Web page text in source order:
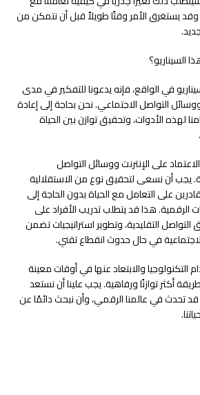
وقد يستغرق الأمر وقتًا طويلاً قبل أن نتمكن من
السيناريو؟
في الواقع، فإنه يدعونا للتفكير في مدى
ووسائل التواصل الاجتماعي. نحن بحاجة إلى إعادة
لهذه الأدوات، وتحقيق توازن بين الحياة
على الإنترنت ووسائل التواصل
يجب أن نسعى لتحقيق نوع من الاستقلالية
على التعامل مع الحياة بدون الحاجة إلى
الرقمية. هذا قد يتطلب تدريب الأفراد على
التقليدية، وتطوير استراتيجيات تضمن
في حال حدوث انقطاع تقني.
التكنولوجيا والابتعاد عنها في أوقات معينة
أكثر توازنًا ورفاهية. يجب علينا أن نستعد
قد تحدث في عالمنا الرقمي، وأن نبحث دائمًا عن